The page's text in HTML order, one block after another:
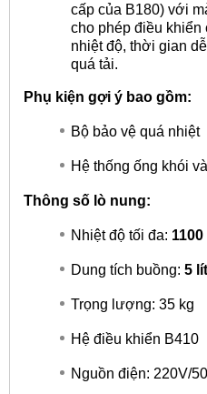
cấp của B180) với
cho phép điều khiển
nhiệt độ, thời gian
quá tải.
Phụ kiện gợi ý bao gồm:
Bộ bảo vệ quá nhiệt
Hệ thống ống khói
Thông số lò nung:
Nhiệt độ tối đa:
Dung tích buồng: 5 lít
Trọng lượng: 35 kg
Hệ điều khiển B410
Nguồn điện: 220V/